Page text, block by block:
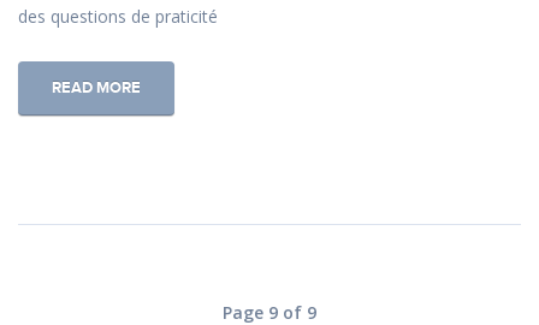
des questions de praticité
READ MORE
Page 9 of 9